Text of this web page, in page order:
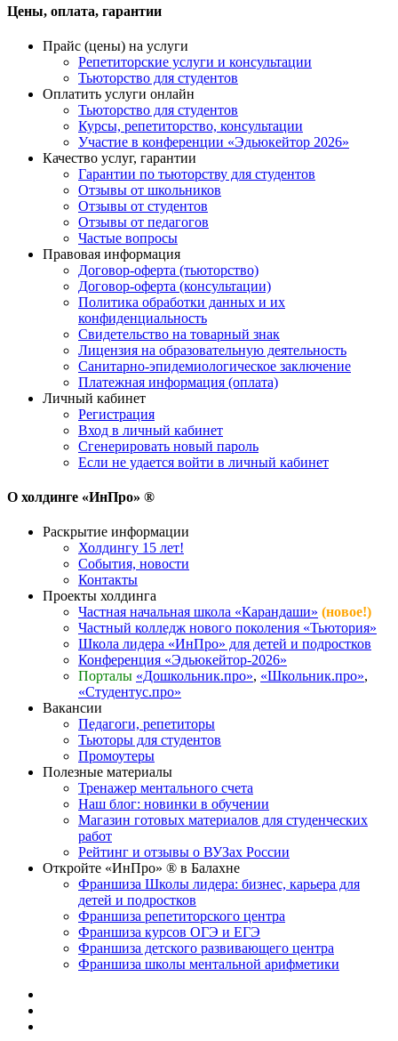
Цены, оплата, гарантии
Прайс (цены) на услуги
Репетиторские услуги и консультации
Тьюторство для студентов
Оплатить услуги онлайн
Тьюторство для студентов
Курсы, репетиторство, консультации
Участие в конференции «Эдьюкейтор 2026»
Качество услуг, гарантии
Гарантии по тьюторству для студентов
Отзывы от школьников
Отзывы от студентов
Отзывы от педагогов
Частые вопросы
Правовая информация
Договор-оферта (тьюторство)
Договор-оферта (консультации)
Политика обработки данных и их
конфиденциальность
Свидетельство на товарный знак
Лицензия на образовательную деятельность
Санитарно-эпидемиологическое заключение
Платежная информация (оплата)
Личный кабинет
Регистрация
Вход в личный кабинет
Сгенерировать новый пароль
Если не удается войти в личный кабинет
О холдинге «ИнПро» ®
Раскрытие информации
Холдингу 15 лет!
События, новости
Контакты
Проекты холдинга
Частная начальная школа «Карандаши» (новое!)
Частный колледж нового поколения «Тьютория»
Школа лидера «ИнПро» для детей и подростков
Конференция «Эдьюкейтор-2026»
Порталы «Дошкольник.про», «Школьник.про»,
«Студентус.про»
Вакансии
Педагоги, репетиторы
Тьюторы для студентов
Промоутеры
Полезные материалы
Тренажер ментального счета
Наш блог: новинки в обучении
Магазин готовых материалов для студенческих
работ
Рейтинг и отзывы о ВУЗах России
Откройте «ИнПро» ® в Балахне
Франшиза Школы лидера: бизнес, карьера для
детей и подростков
Франшиза репетиторского центра
Франшиза курсов ОГЭ и ЕГЭ
Франшиза детского развивающего центра
Франшиза школы ментальной арифметики